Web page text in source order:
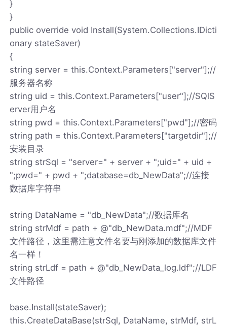
}
}
public override void Install(System.Collections.IDicti
onary stateSaver)
{
string server = this.Context.Parameters["server"];//
服务器名称
string uid = this.Context.Parameters["user"];//SQlS
erver用户名
string pwd = this.Context.Parameters["pwd"];//密码
string path = this.Context.Parameters["targetdir"];//
安装目录
string strSql = "server=" + server + ";uid=" + uid +
";pwd=" + pwd + ";database=db_NewData";//连接
数据库字符串
string DataName = "db_NewData";//数据库名
string strMdf = path + @"db_NewData.mdf";//MDF
文件路径，这里需注意文件名要与刚添加的数据库文件
名一样！
string strLdf = path + @"db_NewData_log.ldf";//LDF
文件路径
base.Install(stateSaver);
this.CreateDataBase(strSql, DataName, strMdf, strL